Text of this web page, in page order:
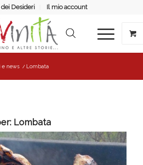
dei Desideri Il mio account
e news / Lombata
Lombata